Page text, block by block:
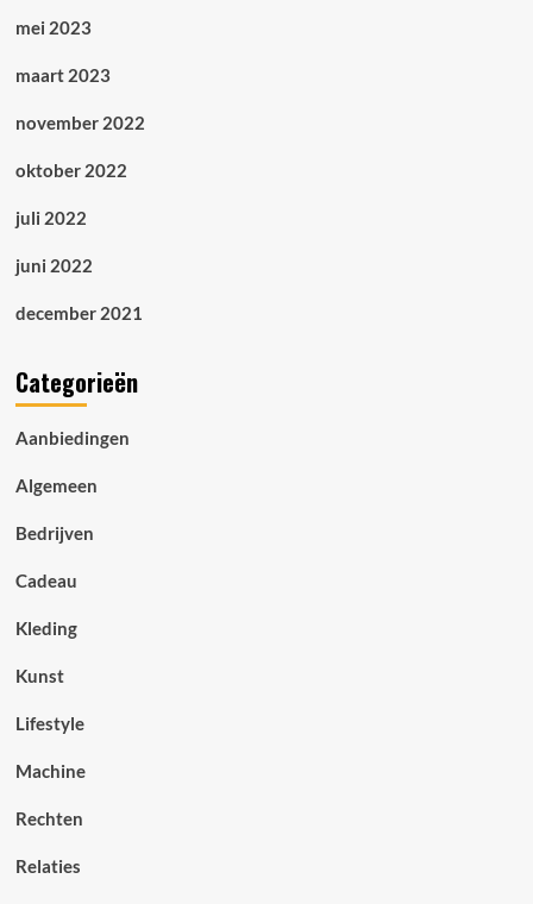
mei 2023
maart 2023
november 2022
oktober 2022
juli 2022
juni 2022
december 2021
Categorieën
Aanbiedingen
Algemeen
Bedrijven
Cadeau
Kleding
Kunst
Lifestyle
Machine
Rechten
Relaties